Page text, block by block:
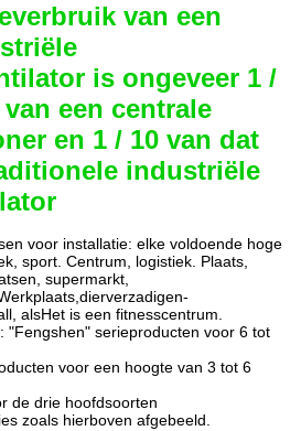
van een
is ongeveer 1 /
een centrale
en 1 / 10 van dat
industriële
voor installatie: elke voldoende hoge
sport. Centrum, logistiek. Plaats,
supermarkt,
verzadigen-
alsHet is een fitnesscentrum.
"Fengshen" serieproducten voor 6 tot
voor een hoogte van 3 tot 6
de drie hoofdsoorten
zoals hierboven afgebeeld.